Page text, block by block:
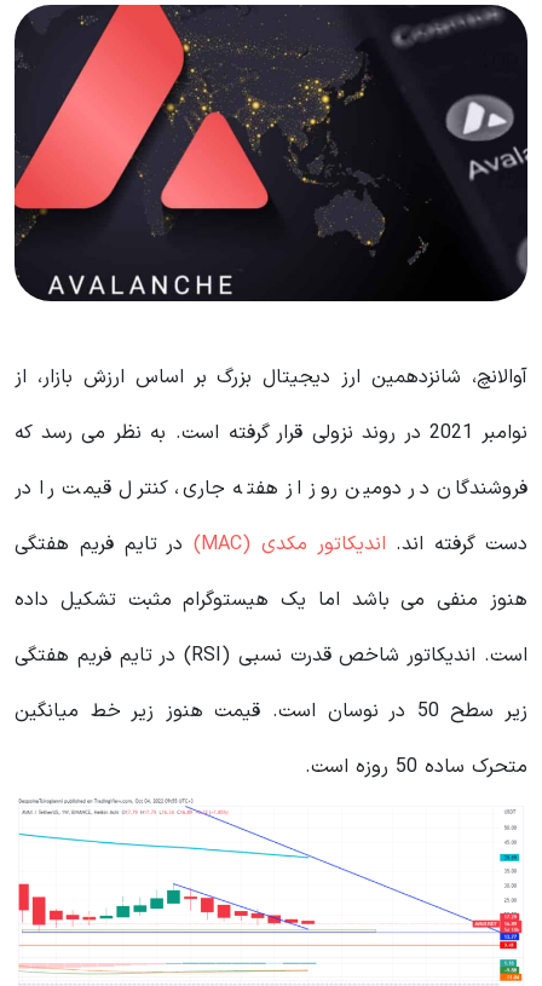
آوالانچ، شانزدهمین ارز دیجیتال بزرگ بر اساس ارزش بازار، از
نوامبر 2021 در روند نزولی قرار گرفته است. به نظر می رسد که
فروشندگان در دومین روز از هفته جاری، کنترل قیمت را در
دست گرفته اند. اندیکاتور مکدی (MAC)
در تایم فریم هفتگی
هنوز منفی می باشد اما یک هیستوگرام مثبت تشکیل داده
است. اندیکاتور شاخص قدرت نسبی (RSI) در تایم فریم هفتگی
زیر سطح 50 در نوسان است. قیمت هنوز زیر خط میانگین
متحرک ساده 50 روزه است.